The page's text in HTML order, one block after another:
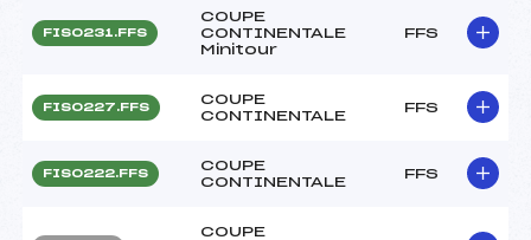
FIS0231.FFS
COUPE
CONTINENTALE
Minitour
FFS
FIS0227.FFS
COUPE
CONTINENTALE
FFS
FIS0222.FFS
COUPE
CONTINENTALE
FFS
COUPE